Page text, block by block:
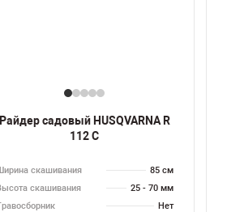
садовый HUSQVARNA R
112 C
скашивания
85 см
скашивания
25 - 70 мм
Нет